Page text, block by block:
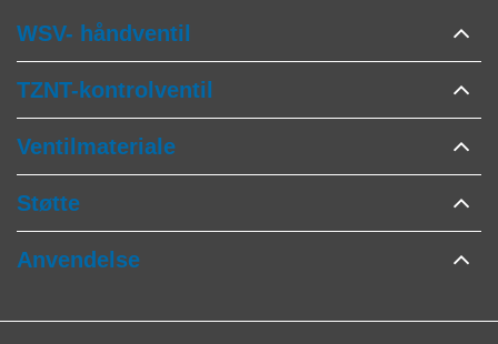
WSV- håndventil
TZNT-kontrolventil
Ventilmateriale
Støtte
Anvendelse